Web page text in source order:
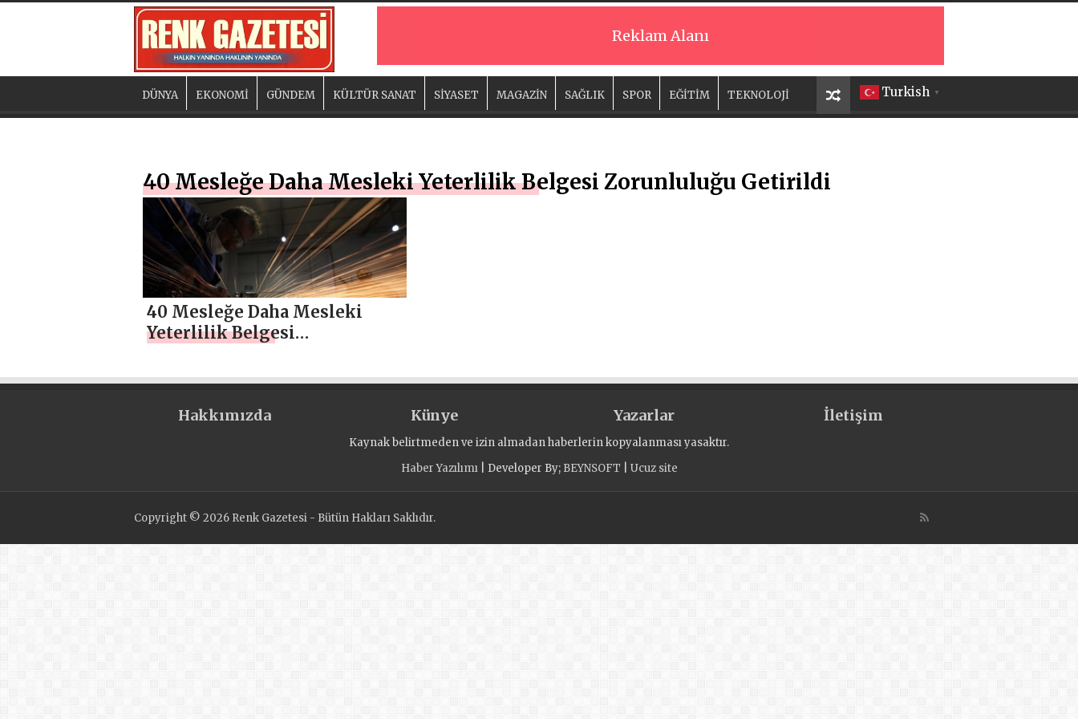
Reklam Alanı
Turkish ▼
DÜNYA EKONOMİ GÜNDEM KÜLTÜR SANAT SİYASET MAGAZİN SAĞLIK SPOR EĞİTİM TEKNOLOJİ
40 Mesleğe Daha Mesleki Yeterlilik Belgesi Zorunluluğu Getirildi
40 Mesleğe Daha Mesleki
Yeterlilik Belgesi
Hakkımızda Künye Yazarlar İletişim
Kaynak belirtmeden ve izin almadan haberlerin kopyalanması yasaktır.
Haber Yazılımı| Developer By; BEYNSOFT Ucuz site
Copyright © 2026 Renk Gazetesi - Bütün Hakları Saklıdır.